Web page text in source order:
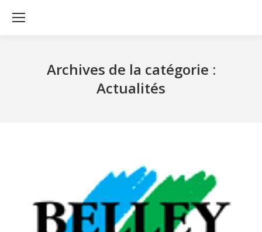
Archives de la catégorie :
Actualités